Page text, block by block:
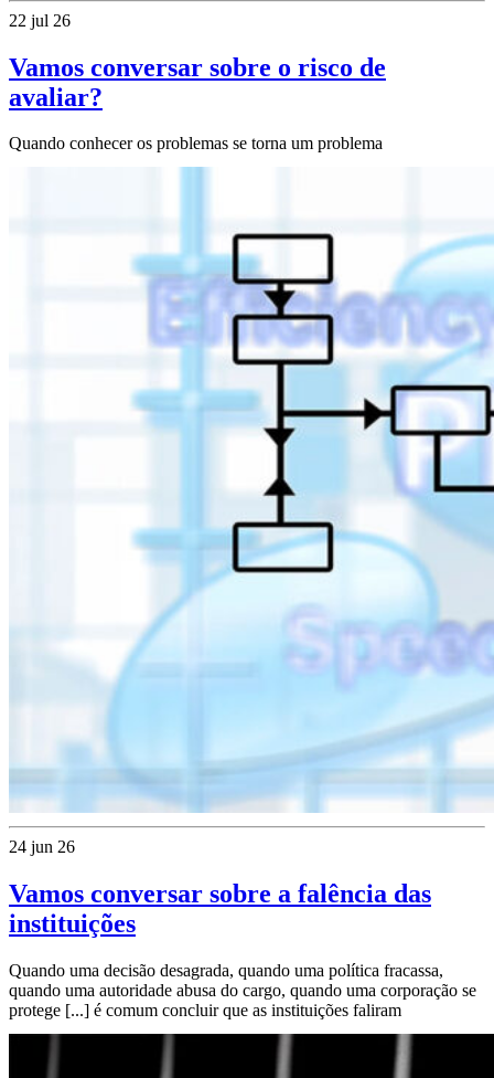
22 jul 26
Vamos conversar sobre o risco de
avaliar?
Quando conhecer os problemas se torna um problema
24 jun 26
Vamos conversar sobre a falência das
instituições
Quando uma decisão desagrada, quando uma política fracassa,
quando uma autoridade abusa do cargo, quando uma corporação se
protege [...] é comum concluir que as instituições faliram